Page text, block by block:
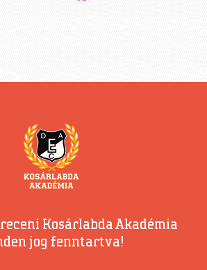
Kosárlabda Akadémia
jog fenntartva!